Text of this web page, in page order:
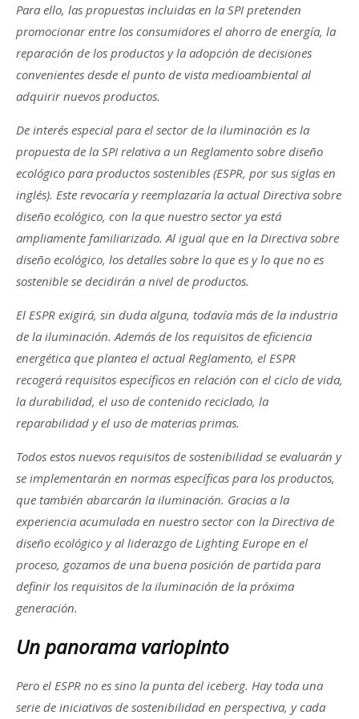
Para ello, las propuestas incluidas en la SPI pretenden
promocionar entre los consumidores el ahorro de energía, la
reparación de los productos y la adopción de decisiones
convenientes desde el punto de vista medioambiental al
adquirir nuevos productos.
De interés especial para el sector de la iluminación es la
propuesta de la SPI relativa a un Reglamento sobre diseño
ecológico para productos sostenibles (ESPR, por sus siglas en
inglés). Este revocaría y reemplazaría la actual Directiva sobre
diseño ecológico, con la que nuestro sector ya está
ampliamente familiarizado. Al igual que en la Directiva sobre
diseño ecológico, los detalles sobre lo que es y lo que no es
sostenible se decidirán a nivel de productos.
El ESPR exigirá, sin duda alguna, todavía más de la industria
de la iluminación. Además de los requisitos de eficiencia
energética que plantea el actual Reglamento, el ESPR
recogerá requisitos específicos en relación con el ciclo de vida,
la durabilidad, el uso de contenido reciclado, la
reparabilidad y el uso de materias primas.
Todos estos nuevos requisitos de sostenibilidad se evaluarán y
se implementarán en normas específicas para los productos,
que también abarcarán la iluminación. Gracias a la
experiencia acumulada en nuestro sector con la Directiva de
diseño ecológico y al liderazgo de Lighting Europe en el
proceso, gozamos de una buena posición de partida para
definir los requisitos de la iluminación de la próxima
generación.
Un panorama variopinto
Pero el ESPR no es sino la punta del iceberg. Hay toda una
serie de iniciativas de sostenibilidad en perspectiva, y cada